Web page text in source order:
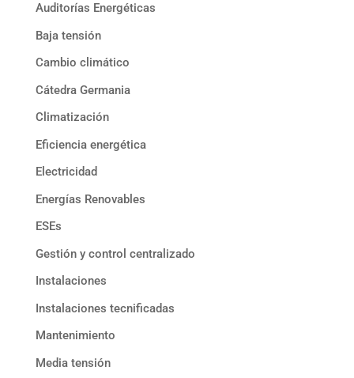
Auditorías Energéticas
Baja tensión
Cambio climático
Cátedra Germania
Climatización
Eficiencia energética
Electricidad
Energías Renovables
ESEs
Gestión y control centralizado
Instalaciones
Instalaciones tecnificadas
Mantenimiento
Media tensión